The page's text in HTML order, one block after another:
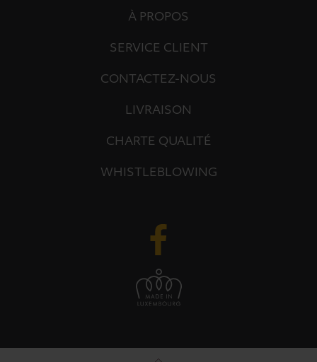
À PROPOS
SERVICE CLIENT
CONTACTEZ-NOUS
LIVRAISON
CHARTE QUALITÉ
WHISTLEBLOWING